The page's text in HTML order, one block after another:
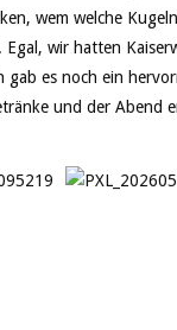
wem welche
Egal, wir hatten
gab es noch ein
und der Abend